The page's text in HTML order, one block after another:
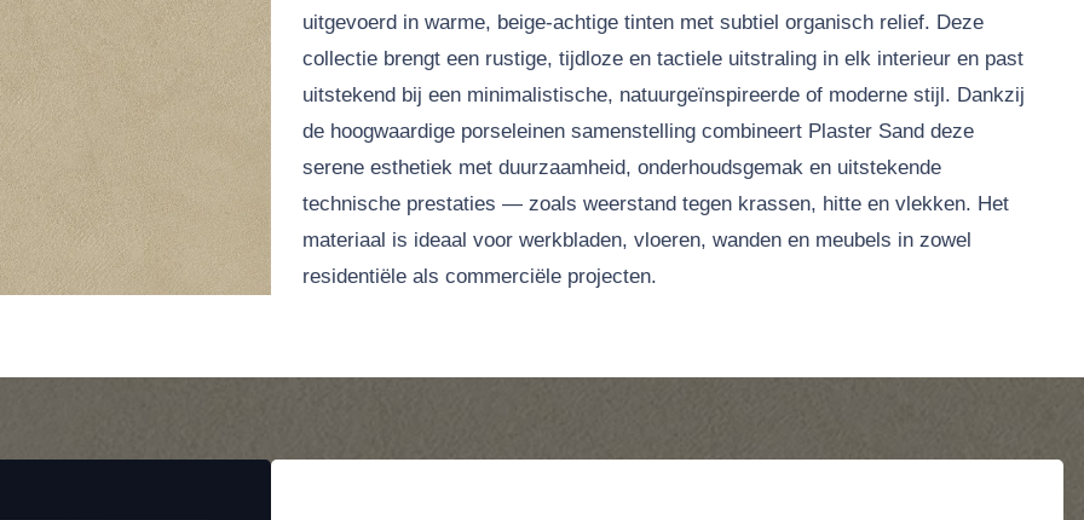
uitgevoerd in warme, beige-achtige tinten met subtiel organisch relief. Deze
collectie brengt een rustige, tijdloze en tactiele uitstraling in elk interieur en past
uitstekend bij een minimalistische, natuurgeïnspireerde of moderne stijl. Dankzij
de hoogwaardige porseleinen samenstelling combineert Plaster Sand deze
serene esthetiek met duurzaamheid, onderhoudsgemak en uitstekende
technische prestaties — zoals weerstand tegen krassen, hitte en vlekken. Het
materiaal is ideaal voor werkbladen, vloeren, wanden en meubels in zowel
residentiële als commerciële projecten.